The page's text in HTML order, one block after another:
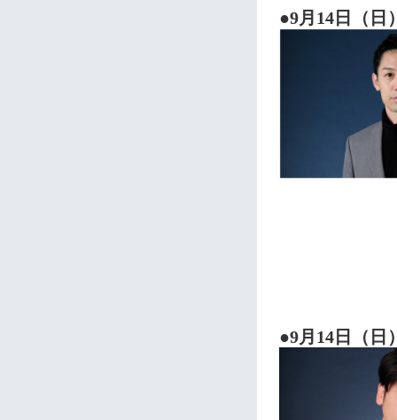
●9月14日（
●9月14日（